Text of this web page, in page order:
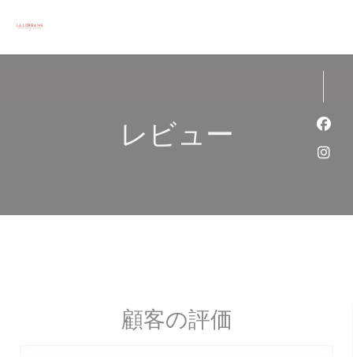
レビュー
顧客の評価